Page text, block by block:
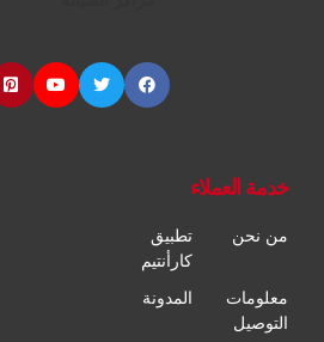
خدمة العملاء
من نحن
تطبيق
كارأنتيم
معلومات
التوصيل
المدونة